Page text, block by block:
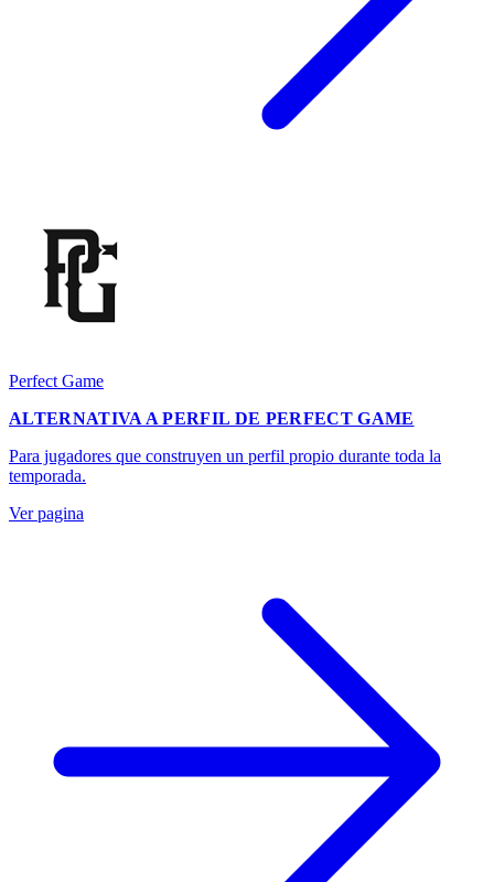
Perfect Game
ALTERNATIVA A PERFIL DE PERFECT GAME
Para jugadores que construyen un perfil propio durante toda la
temporada.
Ver pagina